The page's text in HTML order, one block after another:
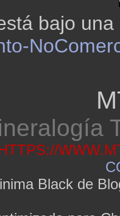
bajo una
Black de